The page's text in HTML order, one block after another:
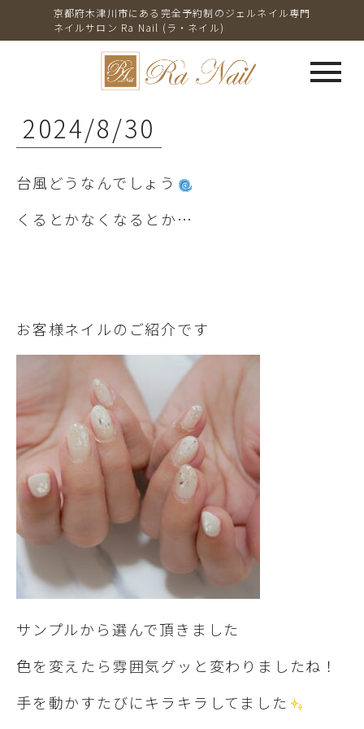
京都府木津川市にある完全予約制のジェルネイル専門
ネイルサロン Ra Nail (ラ・ネイル)
menu
2024/8/30
台風どうなんでしょう
くるとかなくなるとか…
お客様ネイルのご紹介です
サンプルから選んで頂きました
色を変えたら雰囲気グッと変わりましたね！
手を動かすたびにキラキラしてました